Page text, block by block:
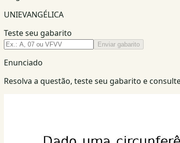
UNIEVANGÉLICA
Teste seu gabarito
Enviar gabarito
Enunciado
Resolva a questão, teste seu gabarito e